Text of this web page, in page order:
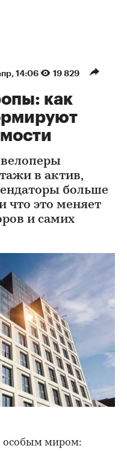
14:06 19 829
как
в актив,
больше
что это меняет
и самих
особым миром: